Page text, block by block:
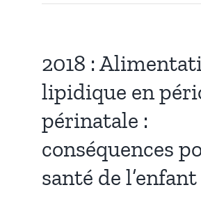
Groupe
2021
2018 :
lipidique en
périnatale :
conséquences
santé de l’enfant